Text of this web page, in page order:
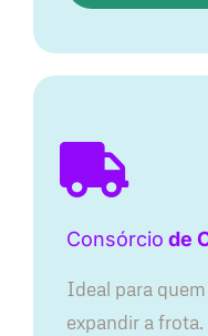
Consórcio de
Ideal para
expandir a frota.